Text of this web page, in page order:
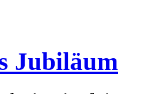
Jubiläum